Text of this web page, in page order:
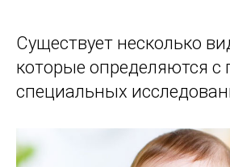
Существует несколько
которые определяются
специальных